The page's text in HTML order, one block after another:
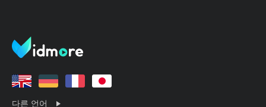
다른 언어